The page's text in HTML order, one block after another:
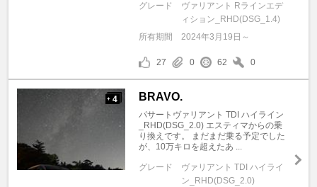
グレード
ヴァリアント Rラインエデ
ィション_RHD(DSG_1.4)
所有期間
2024年3月19日～
27 0 62 0
+ 4 BRAVO.
パサートヴァリアント TDI ハイライン
_RHD(DSG_2.0) エスティマからの乗
り換えです。 まだまだ乗る予定でした
が、10万キロを超えたあ ...
グレード
ヴァリアント TDI ハイライ
ン_RHD(DSG_2.0)